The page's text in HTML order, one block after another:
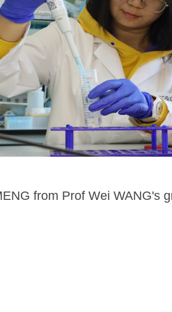
from Prof Wei WANG's